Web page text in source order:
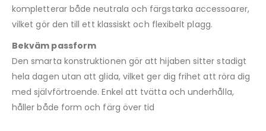
kompletterar både neutrala och färgstarka accessoarer,
vilket gör den till ett klassiskt och flexibelt plagg.
Bekväm passform
Den smarta konstruktionen gör att hijaben sitter stadigt
hela dagen utan att glida, vilket ger dig frihet att röra dig
med självförtroende. Enkel att tvätta och underhålla,
håller både form och färg över tid